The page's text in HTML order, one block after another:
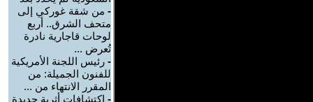
- من شقة غوركي إلى
متحف الشرق.. أربع
لوحات قاجارية نادرة
تُعرض ...
- رئيس اللجنة الأمريكية
للفنون الجميلة: من
المقرر الانتهاء من ...
- اكتشافات أثرية جديدة